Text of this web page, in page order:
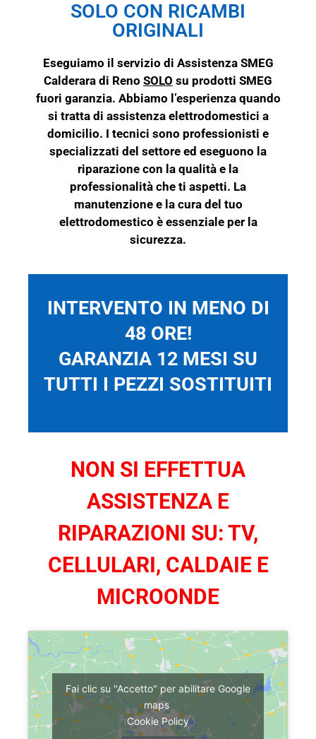
SOLO CON RICAMBI
ORIGINALI
Eseguiamo il servizio di Assistenza SMEG
Calderara di Reno SOLO su prodotti SMEG
fuori garanzia. Abbiamo l’esperienza quando
si tratta di assistenza elettrodomestici a
domicilio. I tecnici sono professionisti e
specializzati del settore ed eseguono la
riparazione con la qualità e la
professionalità che ti aspetti. La
manutenzione e la cura del tuo
elettrodomestico è essenziale per la
sicurezza.
INTERVENTO IN MENO DI
48 ORE!
GARANZIA 12 MESI SU
TUTTI I PEZZI SOSTITUITI
NON SI EFFETTUA
ASSISTENZA E
RIPARAZIONI SU: TV,
CELLULARI, CALDAIE E
MICROONDE
Fai clic su "Accetto" per abilitare Google
maps
Cookie Policy